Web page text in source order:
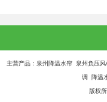
主营产品：泉州降温水帘 泉州负压
调 降温
版权